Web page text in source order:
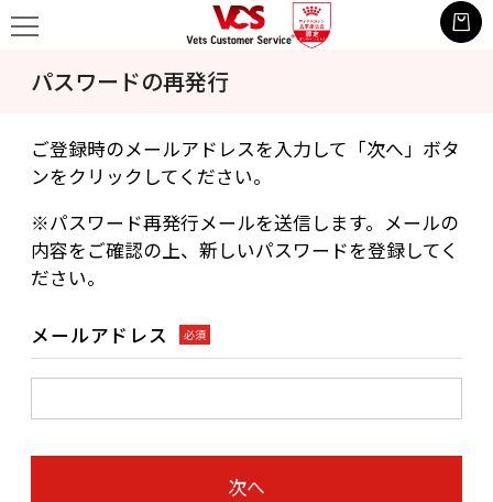
パスワードの再発行
ご登録時のメールアドレスを入力して「次へ」ボタ
ンをクリックしてください。
※パスワード再発行メールを送信します。メールの
内容をご確認の上、新しいパスワードを登録してく
ださい。
メールアドレス 必須
次へ